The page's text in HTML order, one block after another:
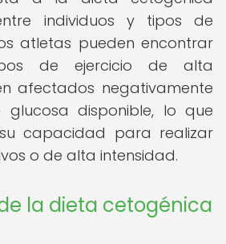
individuos y tipos de
atletas pueden encontrar
de ejercicio de alta
afectados negativamente
disponible, lo que
capacidad para realizar
o de alta intensidad.
la dieta cetogénica